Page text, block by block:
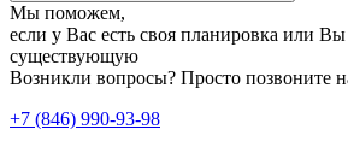
Мы поможем,
если у Вас есть своя планировка или
существующую
Возникли вопросы? Просто позвоните
+7 (846) 990-93-98